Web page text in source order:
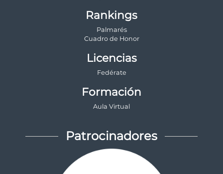
Rankings
Palmarés
Cuadro de Honor
Licencias
Fedérate
Formación
Aula Virtual
Patrocinadores